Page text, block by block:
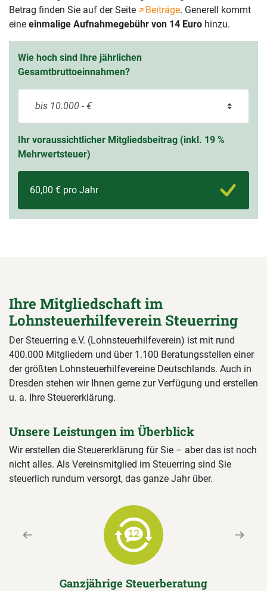
Betrag finden Sie auf der Seite
Beiträge. Generell kommt
eine einmalige Aufnahmegebühr von 14 Euro hinzu.
Wie hoch sind Ihre jährlichen
Gesamtbruttoeinnahmen?
Ihr voraussichtlicher Mitgliedsbeitrag (inkl. 19 %
Mehrwertsteuer)
60,00 € pro Jahr
Ihre Mitgliedschaft im
Lohnsteuerhilfeverein Steuerring
Der Steuerring e.V. (Lohnsteuerhilfeverein) ist mit rund
400.000 Mitgliedern und über 1.100 Beratungsstellen einer
der größten Lohnsteuerhilfevereine Deutschlands. Auch in
Dresden stehen wir Ihnen gerne zur Verfügung und erstellen
u. a. Ihre Steuererklärung.
Unsere Leistungen im Überblick
Wir erstellen die Steuererklärung für Sie – aber das ist noch
nicht alles. Als Vereinsmitglied im Steuerring sind Sie
steuerlich rundum versorgt, das ganze Jahr über.
Ganzjährige Steuerberatung
Previous Next